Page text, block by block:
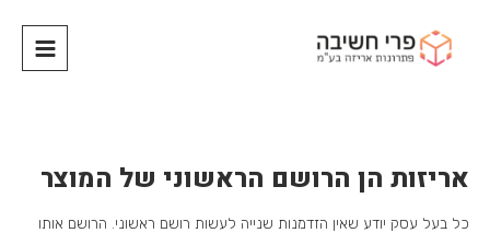
אריזות הן הרושם הראשוני של המוצר
כל בעל עסק יודע שאין הזדמנות שנייה לעשות רושם ראשוני. הרושם אותו